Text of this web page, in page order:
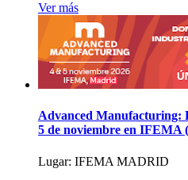
Ver más
Advanced Manufacturing:
5 de noviembre en IFEMA
Lugar: IFEMA MADRID